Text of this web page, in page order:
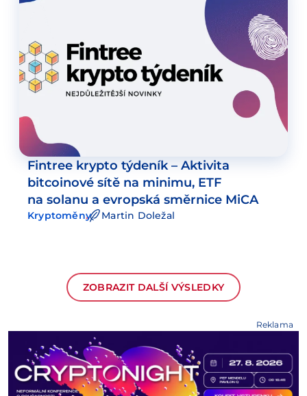
Fintree krypto týdeník – Aktivita
bitcoinové sítě na minimu, ETF
na solanu a evropská směrnice MiCA
Kryptoměny Martin Doležal
ZOBRAZIT DALŠÍ VÝSLEDKY
Reklama